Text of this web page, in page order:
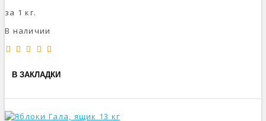
за 1 кг.
В наличии
В ЗАКЛАДКИ